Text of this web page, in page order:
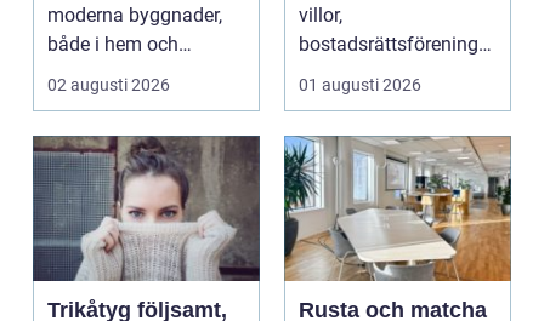
moderna byggnader,
både i hem och
offentliga miljöer. I ...
02 augusti 2026
villor,
bostadsrättsföreningar
och h...
01 augusti 2026
Trikåtyg följsamt,
Rusta och matcha